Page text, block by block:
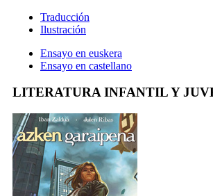
Traducción
Ilustración
Ensayo en euskera
Ensayo en castellano
LITERATURA INFANTIL Y